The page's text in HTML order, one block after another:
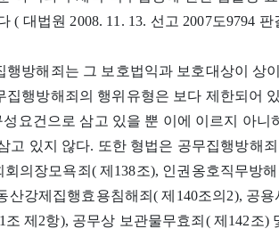
( 대법원 2008. 11. 13. 선고 2007도9794 판
행방해죄는 그 보호법익과 보호대상이 상
행방해죄의 행위유형은 보다 제한되어
요건으로 삼고 있을 뿐 이에 이르지 아니
고 있지 않다. 또한 형법은 공무집행방해
의장모욕죄( 제138조), 인권옹호직무방
산강제집행효용침해죄( 제140조의2), 공용
제2항), 공무상 보관물무효죄( 제142조)